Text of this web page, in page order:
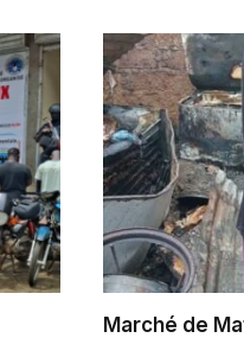
Marché de